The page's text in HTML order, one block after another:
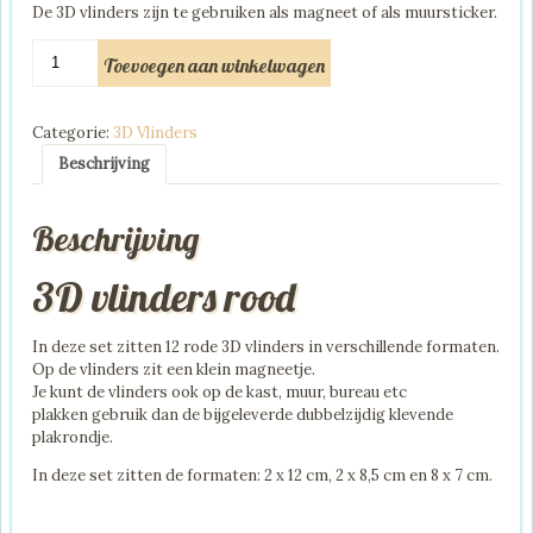
€9.95.
€4.95.
De 3D vlinders zijn te gebruiken als magneet of als muursticker.
vlinders
Toevoegen aan winkelwagen
Categorie: 3D Vlinders
Beschrijving
Beschrijving
3D vlinders rood
In deze set zitten 12 rode 3D vlinders in verschillende formaten.
Op de vlinders zit een klein magneetje.
Je kunt de vlinders ook op de kast, muur, bureau etc
plakken gebruik dan de bijgeleverde dubbelzijdig klevende
plakrondje.
In deze set zitten de formaten: 2 x 12 cm, 2 x 8,5 cm en 8 x 7 cm.